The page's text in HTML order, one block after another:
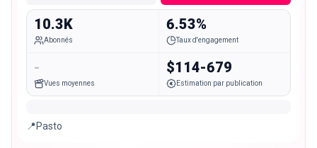
10.3K
Abonnés
6.53%
Taux d'engagement
-
Vues moyennes
$114-679
Estimation par publication
📍Pasto